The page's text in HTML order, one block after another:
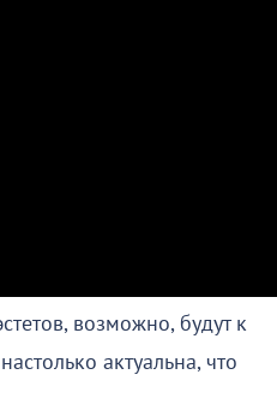
возможно, будут к
актуальна, что